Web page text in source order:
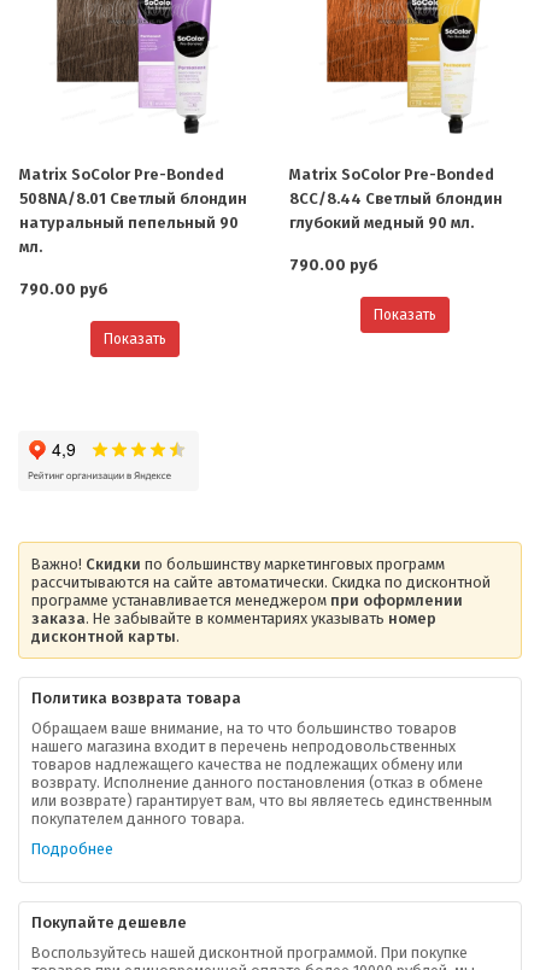
Matrix SoColor Pre-Bonded
508NA/8.01 Светлый блондин
натуральный пепельный 90
мл.
790.00 руб
Показать
Matrix SoColor Pre-Bonded
8CC/8.44 Светлый блондин
глубокий медный 90 мл.
790.00 руб
Показать
Важно! Скидки по большинству маркетинговых программ
рассчитываются на сайте автоматически. Скидка по дисконтной
программе устанавливается менеджером при оформлении
заказа. Не забывайте в комментариях указывать номер
дисконтной карты.
Политика возврата товара
Обращаем ваше внимание, на то что большинство товаров
нашего магазина входит в перечень непродовольственных
товаров надлежащего качества не подлежащих обмену или
возврату. Исполнение данного постановления (отказ в обмене
или возврате) гарантирует вам, что вы являетесь единственным
покупателем данного товара.
Подробнее
Покупайте дешевле
Воспользуйтесь нашей дисконтной программой. При покупке
О компании
Ваша скидка
Контактная информация